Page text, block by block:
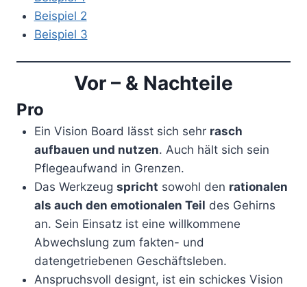
Beispiel 2
Beispiel 3
Vor – & Nachteile
Pro
Ein Vision Board lässt sich sehr rasch
aufbauen und nutzen. Auch hält sich sein
Pflegeaufwand in Grenzen.
Das Werkzeug spricht sowohl den rationalen
als auch den emotionalen Teil des Gehirns
an. Sein Einsatz ist eine willkommene
Abwechslung zum fakten- und
datengetriebenen Geschäftsleben.
Anspruchsvoll designt, ist ein schickes Vision